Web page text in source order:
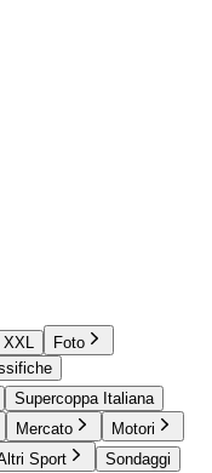
XXL
Foto
Supercoppa Italiana
Mercato
Motori
Sport
Sondaggi